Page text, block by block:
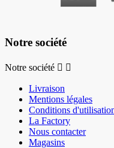
Notre société
Notre société  
Livraison
Mentions légales
Conditions
La Factory
Nous contacter
Magasins